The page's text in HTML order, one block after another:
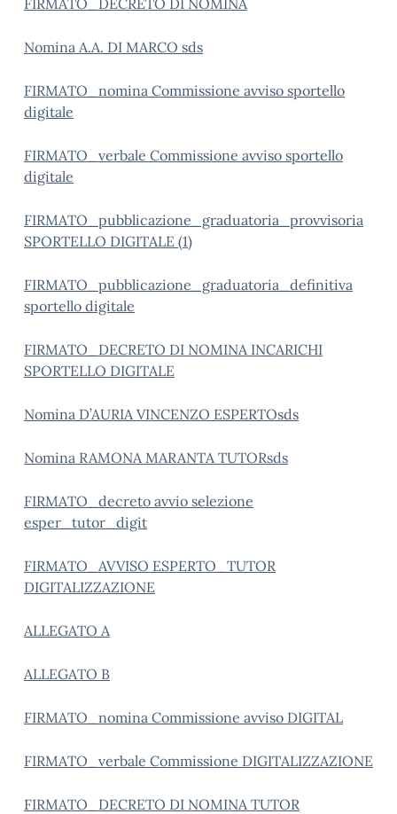
FIRMATO_DECRETO DI NOMINA
Nomina A.A. DI MARCO sds
FIRMATO_nomina Commissione avviso sportello
digitale
FIRMATO_verbale Commissione avviso sportello
digitale
FIRMATO_pubblicazione_graduatoria_provvisoria
SPORTELLO DIGITALE (1)
FIRMATO_pubblicazione_graduatoria_definitiva
sportello digitale
FIRMATO_DECRETO DI NOMINA INCARICHI
SPORTELLO DIGITALE
Nomina D’AURIA VINCENZO ESPERTOsds
Nomina RAMONA MARANTA TUTORsds
FIRMATO_decreto avvio selezione
esper_tutor_digit
FIRMATO_AVVISO ESPERTO_TUTOR
DIGITALIZZAZIONE
ALLEGATO A
ALLEGATO B
FIRMATO_nomina Commissione avviso DIGITAL
FIRMATO_verbale Commissione DIGITALIZZAZIONE
FIRMATO_DECRETO DI NOMINA TUTOR